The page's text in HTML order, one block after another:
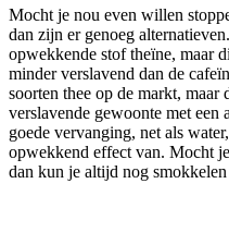
Mocht je nou even willen
dan zijn er genoeg alternatieven.
opwekkende stof theïne, maar
minder verslavend dan de
soorten thee op de markt, maar
verslavende gewoonte met een
goede vervanging, net als
opwekkend effect van. Mocht
dan kun je altijd nog